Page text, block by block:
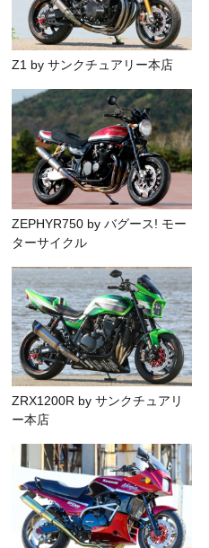
Z1 by サンクチュアリー本店
ZEPHYR750 by バグース! モー
ターサイクル
ZRX1200R by サンクチュアリ
ー本店